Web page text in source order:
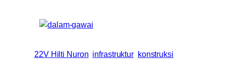
22V Hilti Nuron infrastruktur konstruksi